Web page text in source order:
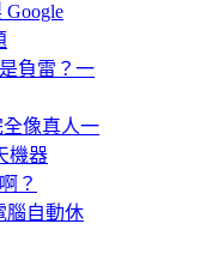
Google
負雷？一
全像真人一
機器
？
腦自動休